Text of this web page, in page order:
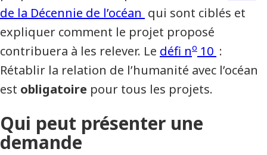
de la Décennie de l’océan qui sont ciblés et
expliquer comment le projet proposé
contribuera à les relever. Le défi no 10 :
Rétablir la relation de l’humanité avec l’océan
est obligatoire pour tous les projets.
Qui peut présenter une
demande